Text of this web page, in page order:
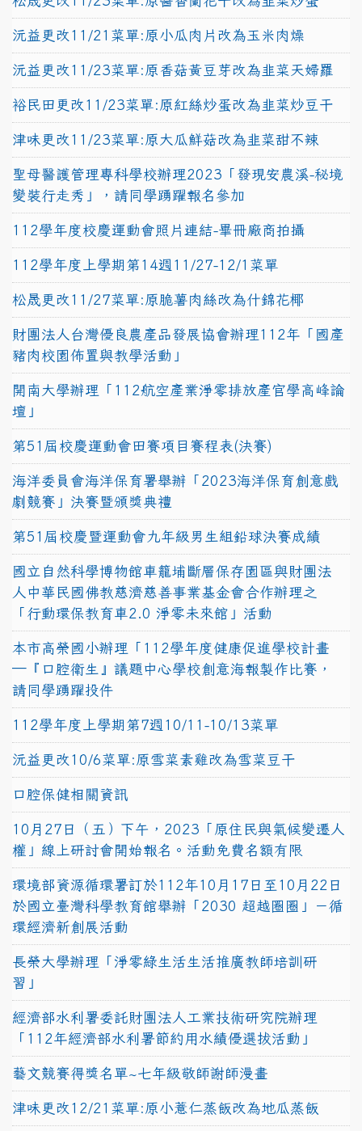
沅益更改11/21菜單:原小瓜肉片改為玉米肉燥
沅益更改11/23菜單:原香菇黃豆芽改為韭菜天婦羅
裕民田更改11/23菜單:原紅絲炒蛋改為韭菜炒豆干
津味更改11/23菜單:原大瓜鮮菇改為韭菜甜不辣
聖母醫護管理專科學校辦理2023「發現安農溪-秘境
變裝行走秀」，請同學踴躍報名參加
112學年度校慶運動會照片連結-畢冊廠商拍攝
112學年度上學期第14週11/27-12/1菜單
松晟更改11/27菜單:原脆薯肉絲改為什錦花椰
財團法人台灣優良農產品發展協會辦理112年「國產
豬肉校園佈置與教學活動」
開南大學辦理「112航空產業淨零排放產官學高峰論
壇」
第51屆校慶運動會田賽項目賽程表(決賽)
海洋委員會海洋保育署舉辦「2023海洋保育創意戲
劇競賽」決賽暨頒獎典禮
第51屆校慶暨運動會九年級男生組鉛球決賽成績
國立自然科學博物館車籠埔斷層保存園區與財團法
人中華民國佛教慈濟慈善事業基金會合作辦理之
「行動環保教育車2.0 淨零未來館」活動
本市高榮國小辦理「112學年度健康促進學校計畫
─『口腔衛生』議題中心學校創意海報製作比賽，
請同學踴躍投件
112學年度上學期第7週10/11-10/13菜單
沅益更改10/6菜單:原雪菜素雞改為雪菜豆干
口腔保健相關資訊
10月27日（五）下午，2023「原住民與氣候變遷人
權」線上研討會開始報名。活動免費名額有限
環境部資源循環署訂於112年10月17日至10月22日
於國立臺灣科學教育館舉辦「2030 超越圈圈」－循
環經濟新創展活動
長榮大學辦理「淨零綠生活生活推廣教師培訓研
習」
經濟部水利署委託財團法人工業技術研究院辦理
「112年經濟部水利署節約用水績優選拔活動」
藝文競賽得獎名單~七年級敬師謝師漫畫
津味更改12/21菜單:原小薏仁蒸飯改為地瓜蒸飯